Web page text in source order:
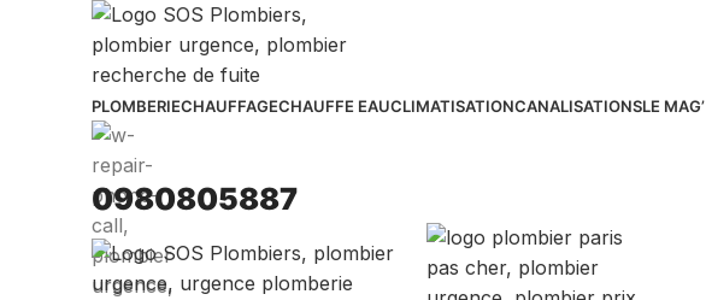
PLOMBERIECHAUFFAGECHAUFFE EAUCLIMATISATIONCANALISATIONSLE MAG’
0980805887